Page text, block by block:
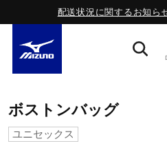
配送状況に関するお知ら
ボストンバッグ
ユニセックス